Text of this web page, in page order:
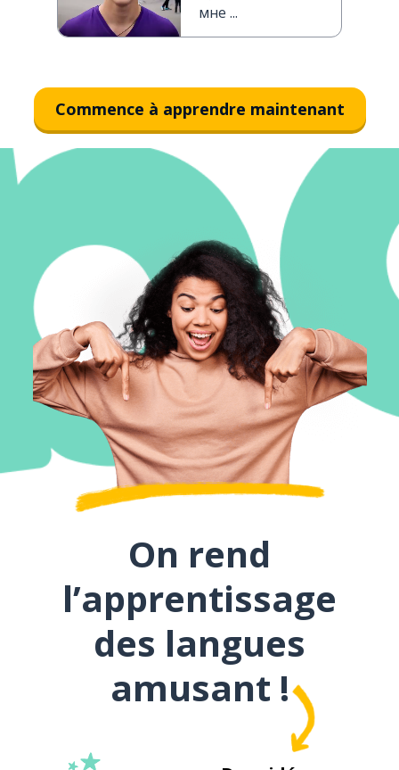
мне ...
Commence à apprendre maintenant
On rend
l’apprentissage
des langues
amusant !